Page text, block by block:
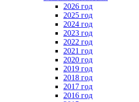
2026 год
2025 год
2024 год
2023 год
2022 год
2021 год
2020 год
2019 год
2018 год
2017 год
2016 год